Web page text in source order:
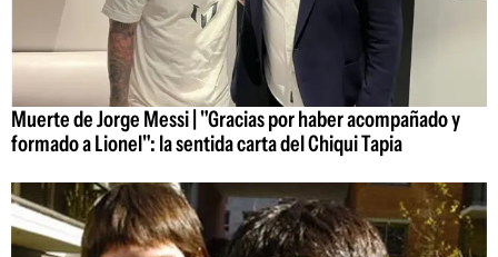
Muerte de Jorge Messi | "Gracias por haber acompañado y
formado a Lionel": la sentida carta del Chiqui Tapia